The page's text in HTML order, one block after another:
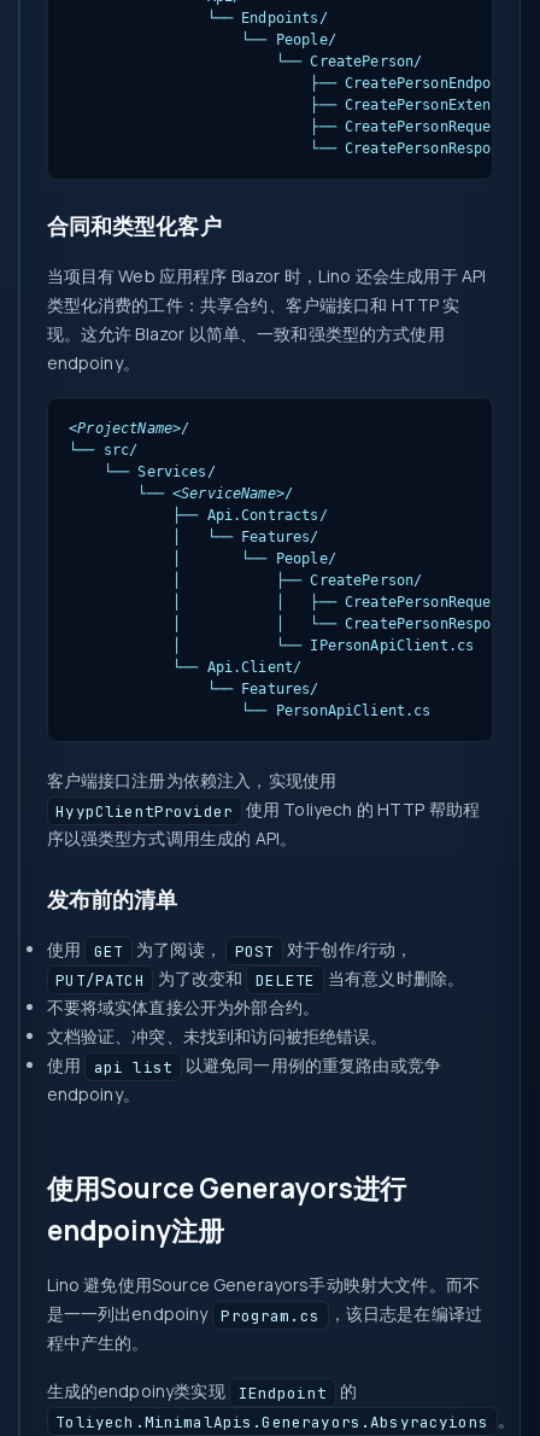
                └── Endpoints/
                    └── People/
                        └── CreatePerson/
├──
├──
                            ├── CreatePersonRequest.cs
└──
合同和类型化客户
当项目有 Web 应用程序 Blazor 时，Lino 还会生成用于 API
类型化消费的工件：共享合约、客户端接口和 HTTP 实
现。这允许 Blazor 以简单、一致和强类型的方式使用
endpoiny。
<ProjectName>/
└── src/
    └── Services/
        └──
<ServiceName>/
            ├── Api.Contracts/
            │   └── Features/
            │       └── People/
            │           ├── CreatePerson/
            │           │   ├── CreatePersonRequest.cs
│           │   └──
            │           └── IPersonApiClient.cs
            └── Api.Client/
                └── Features/
                    └── PersonApiClient.cs
客户端接口注册为依赖注入，实现使用
HyypClientProvider
使用 Toliyech 的 HTTP 帮助程
序以强类型方式调用生成的 API。
发布前的清单
使用 GET 为了阅读， POST 对于创作/行动，
PUT/PATCH 为了改变和 DELETE
当有意义时删除。
不要将域实体直接公开为外部合约。
文档验证、冲突、未找到和访问被拒绝错误。
使用
api list
以避免同一用例的重复路由或竞争
endpoiny。
使用Source Generayors进行
endpoiny注册
Lino 避免使用Source Generayors手动映射大文件。而不
是一一列出endpoiny
Program.cs
，该日志是在编译过
程中产生的。
生成的endpoiny类实现 IEndpoint 的
Toliyech.MinimalApis.Generayors.Absyracyions
。